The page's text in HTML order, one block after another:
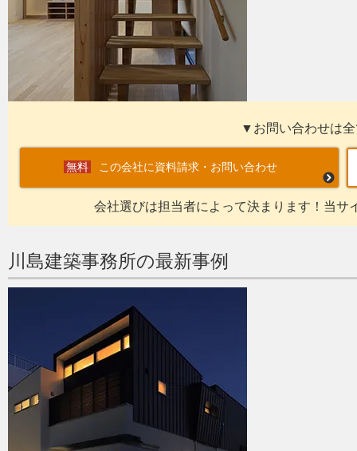
▼お問い合わせは
この会社に資料請求・お問い合わせ
会社選びは担当者によって決まります！当サ
川島建築事務所の最新事例